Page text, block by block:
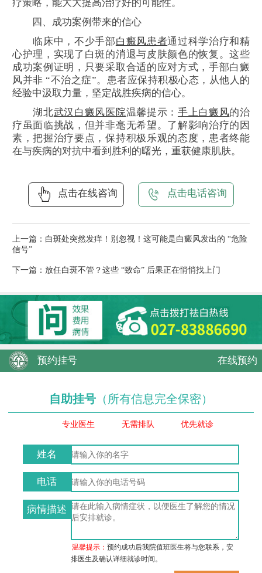
疗策略，能大大提高治疗好的可能性。
四、成功案例带来的信心
临床中，不少手部白癜风患者通过科学治疗和精
心护理，实现了白斑的消退与皮肤颜色的恢复。这些
成功案例证明，只要采取合适的应对方式，手部白癜
风并非 “不治之症”。患者应保持积极心态，从他人的
经验中汲取力量，坚定战胜疾病的信心。
湖北武汉白癜风医院温馨提示： 手上白癜风的治
疗虽面临挑战，但并非毫无希望。了解影响治疗的因
素，把握治疗要点，保持积极乐观的态度，患者终能
在与疾病的对抗中看到胜利的曙光，重获健康肌肤。
点击在线咨询 点击电话咨询
上一篇： 白斑处突然发痒！别忽视！这可能是白癜风发出的 “危险
信号”
下一篇： 放任白斑不管？这些 “致命” 后果正在悄悄找上门
预约挂号 在线预约
自助挂号 （所有信息完全保密）
专业医生 无需排队 优先就诊
姓名
电话
病情描述
温馨提示：预约成功后我院值班医生将与您联系，安
排医生及确认详细就诊时间。